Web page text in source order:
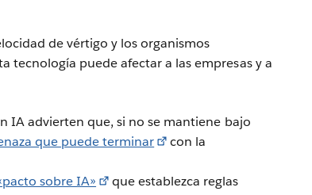
de vértigo y los organismos
tecnología puede afectar a las empresas y a
IA advierten que, si no se mantiene bajo
que puede terminar
con la
sobre IA»
que establezca reglas